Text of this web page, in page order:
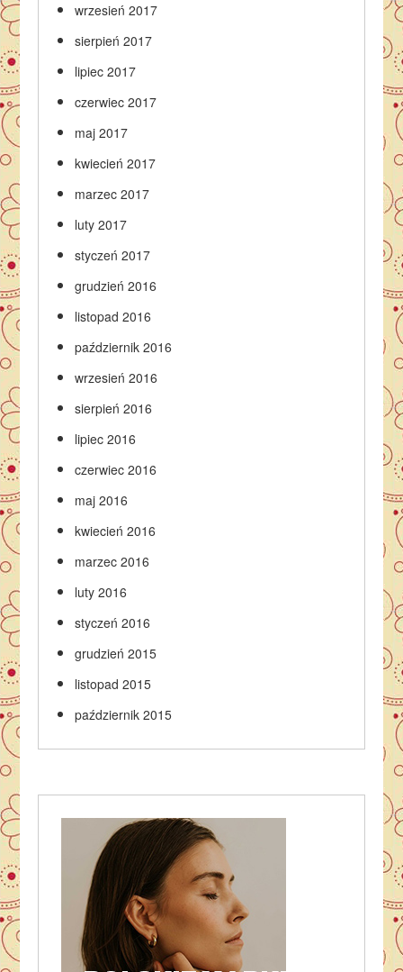
wrzesień 2017
sierpień 2017
lipiec 2017
czerwiec 2017
maj 2017
kwiecień 2017
marzec 2017
luty 2017
styczeń 2017
grudzień 2016
listopad 2016
październik 2016
wrzesień 2016
sierpień 2016
lipiec 2016
czerwiec 2016
maj 2016
kwiecień 2016
marzec 2016
luty 2016
styczeń 2016
grudzień 2015
listopad 2015
październik 2015